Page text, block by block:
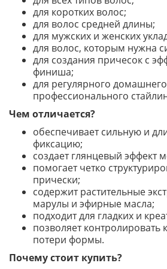
для коротких волос;
для волос средней длины;
для мужских и женских
для волос, которым нужна
для создания причесок с
финиша;
для регулярного
профессионального
Чем отличается?
обеспечивает сильную и
фиксацию;
создает глянцевый эффект
помогает четко
прически;
содержит растительные
марулы и эфирные масла;
подходит для гладких и
позволяет контролировать
потери формы.
Почему стоит купить?